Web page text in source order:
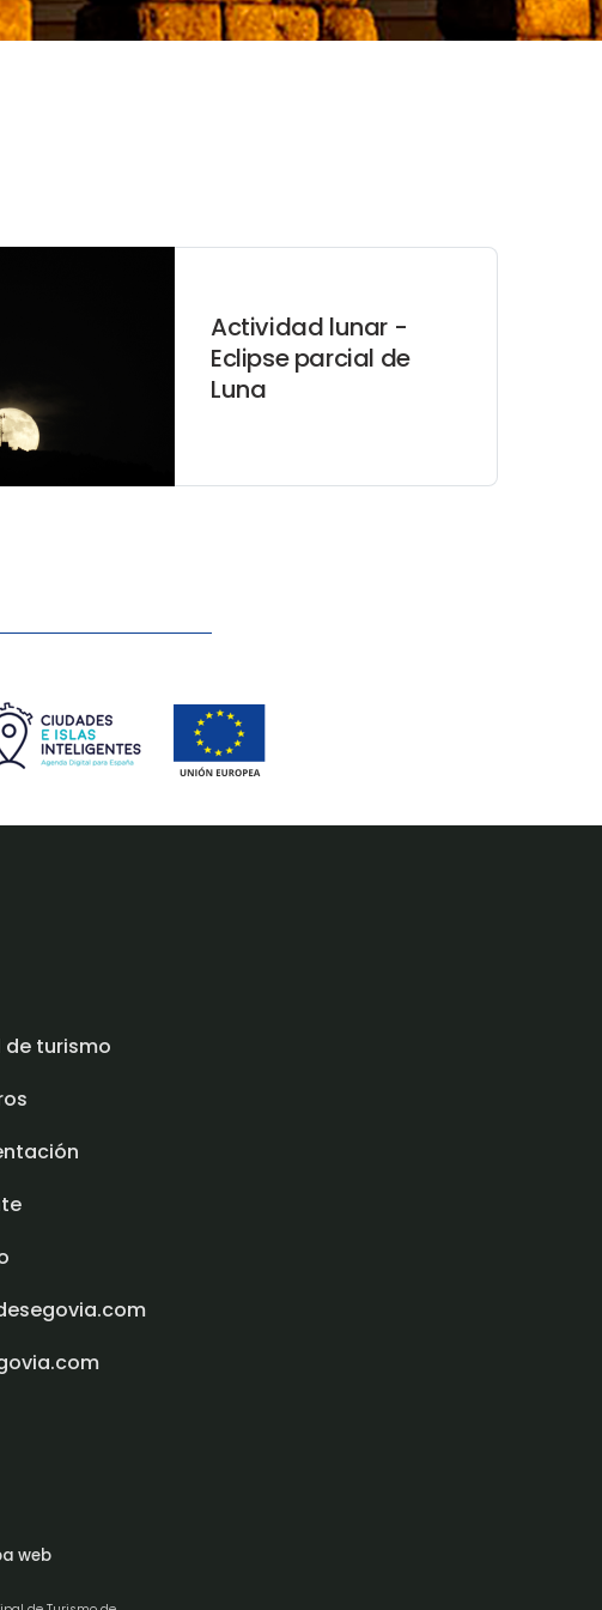
Actividad lunar -
Eclipse parcial de
Luna
de turismo
web